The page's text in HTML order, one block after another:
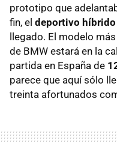
prototipo que
fin, el deportivo híbrido
llegado. El modelo
de BMW estará en la
partida en España de
parece que aquí sólo
treinta afortunados